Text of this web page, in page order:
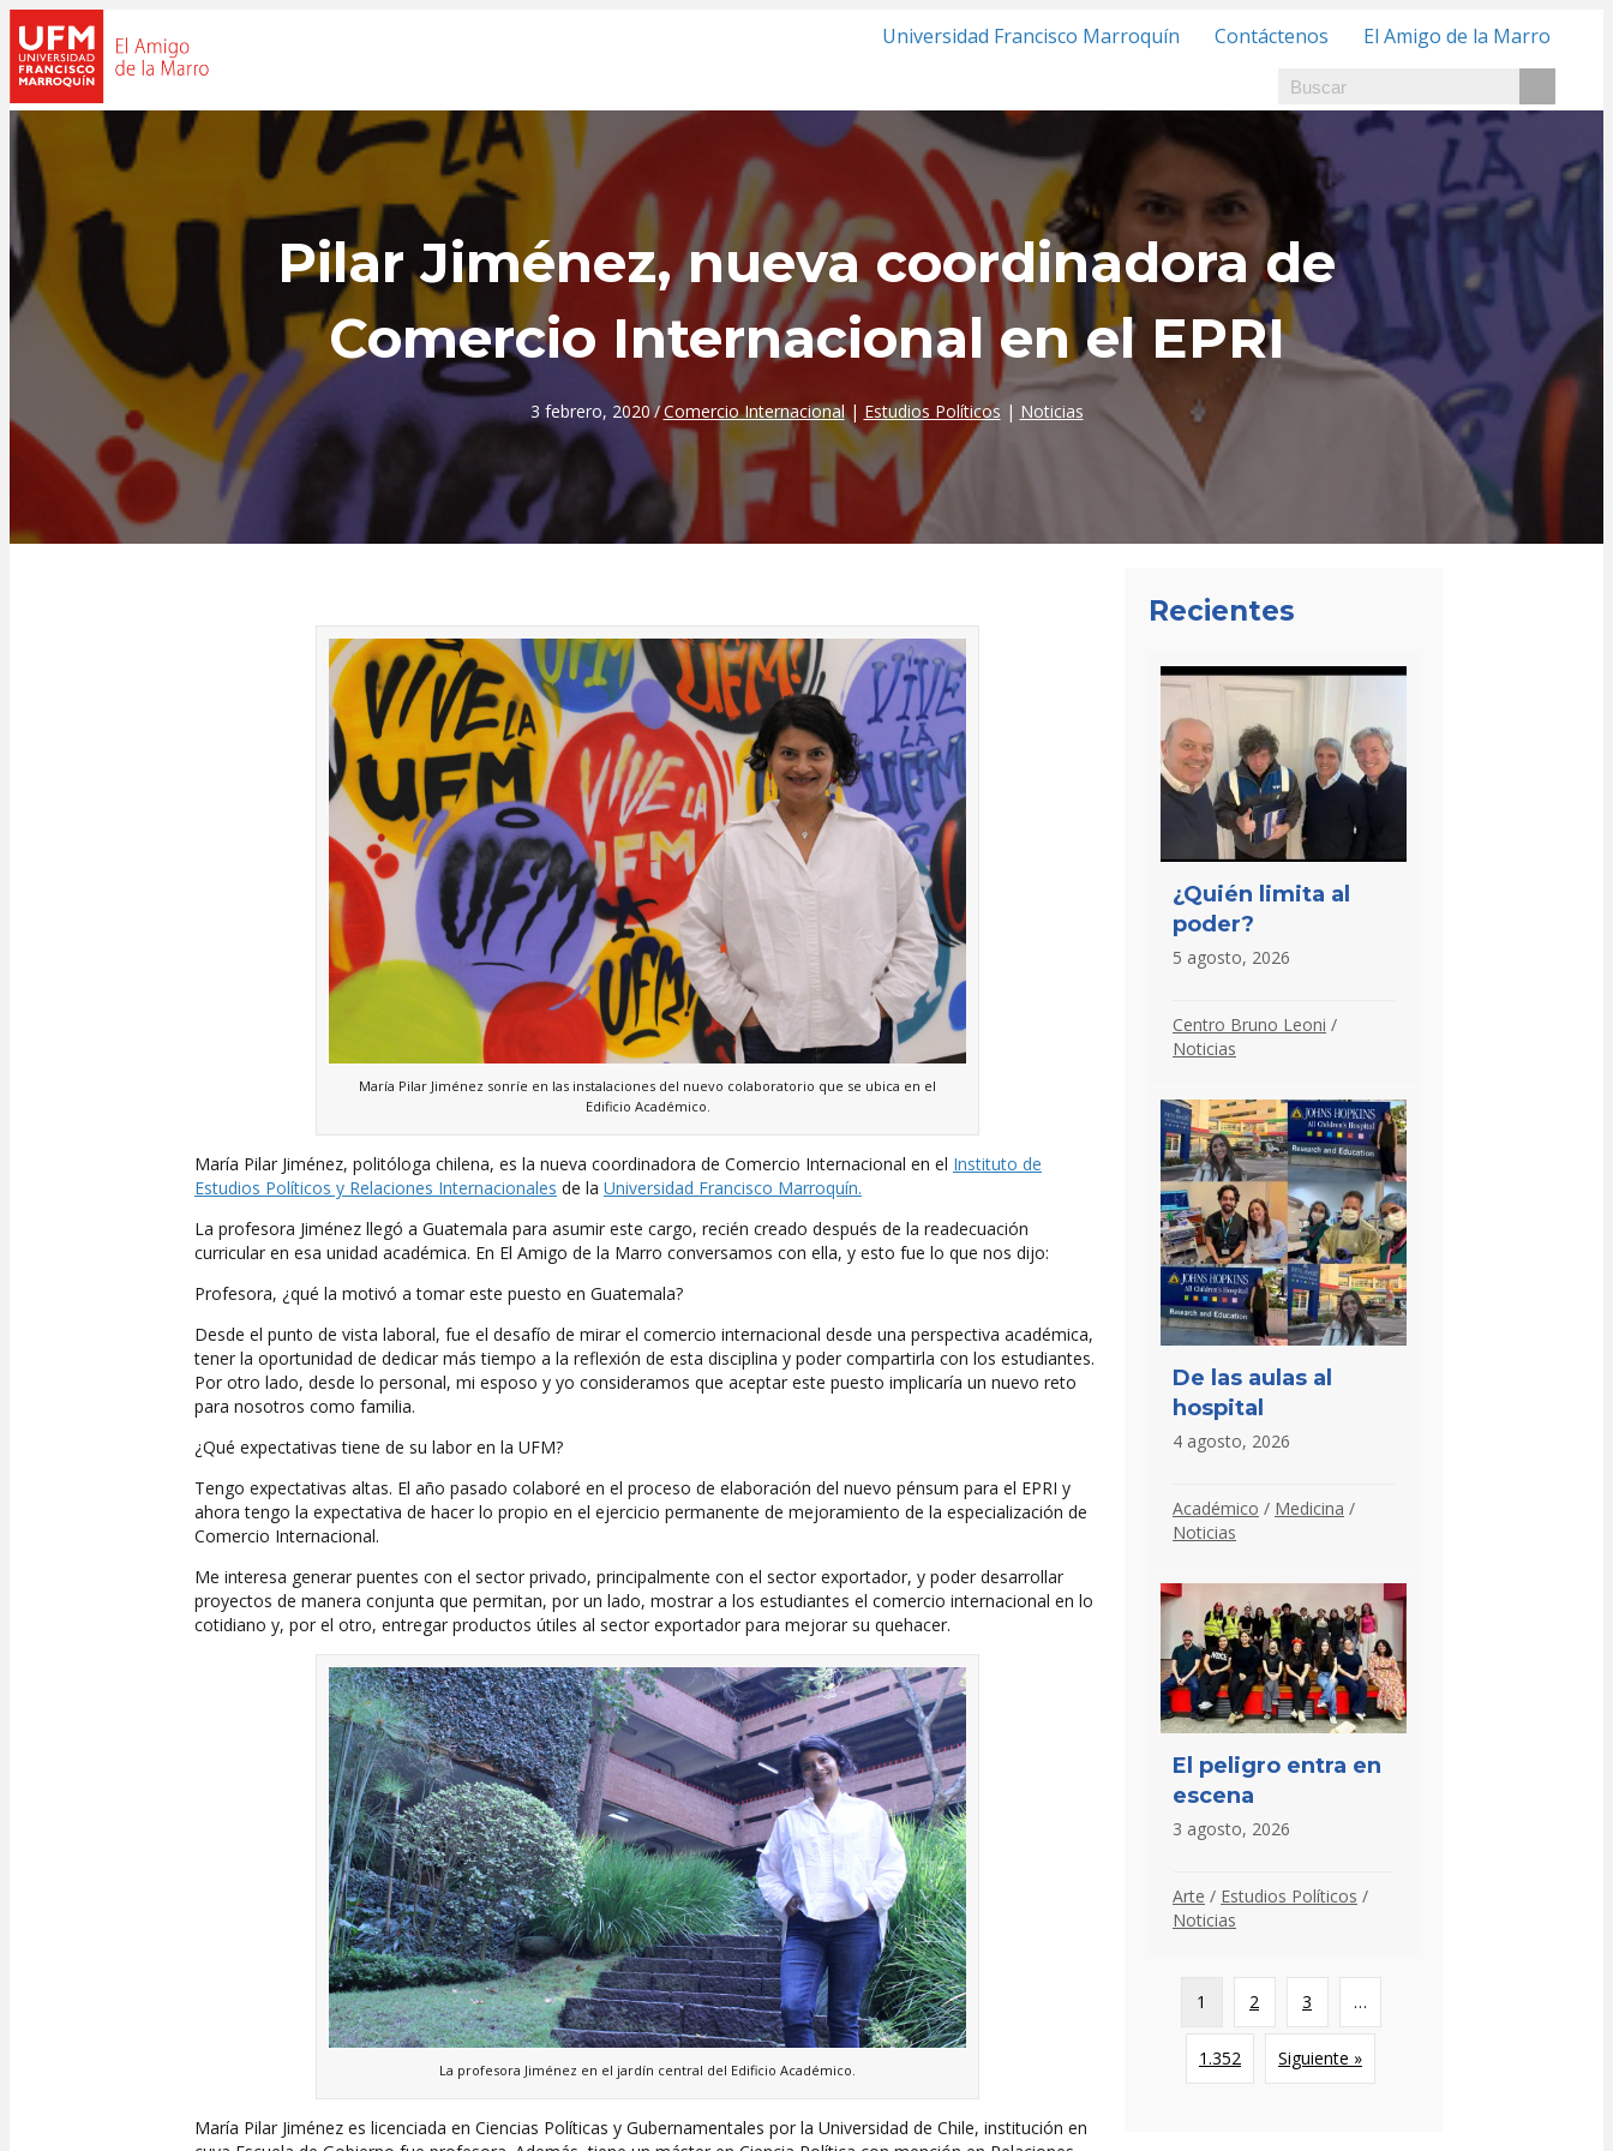
Universidad Francisco Marroquín Contáctenos El Amigo de la Marro
Pilar Jiménez, nueva coordinadora de
Comercio Internacional en el EPRI
3 febrero, 2020/Comercio Internacional| Estudios Políticos | Noticias
María Pilar Jiménez sonríe en las instalaciones del nuevo colaboratorio que se ubica en el
Edificio Académico.
María Pilar Jiménez, politóloga chilena, es la nueva coordinadora de Comercio Internacional en el Instituto de
Estudios Políticos y Relaciones Internacionales de la Universidad Francisco Marroquín.
La profesora Jiménez llegó a Guatemala para asumir este cargo, recién creado después de la readecuación
curricular en esa unidad académica. En El Amigo de la Marro conversamos con ella, y esto fue lo que nos dijo:
Profesora, ¿qué la motivó a tomar este puesto en Guatemala?
Desde el punto de vista laboral, fue el desafío de mirar el comercio internacional desde una perspectiva académica,
tener la oportunidad de dedicar más tiempo a la reflexión de esta disciplina y poder compartirla con los estudiantes.
Por otro lado, desde lo personal, mi esposo y yo consideramos que aceptar este puesto implicaría un nuevo reto
para nosotros como familia.
¿Qué expectativas tiene de su labor en la UFM?
Tengo expectativas altas. El año pasado colaboré en el proceso de elaboración del nuevo pénsum para el EPRI y
ahora tengo la expectativa de hacer lo propio en el ejercicio permanente de mejoramiento de la especialización de
Comercio Internacional.
Me interesa generar puentes con el sector privado, principalmente con el sector exportador, y poder desarrollar
proyectos de manera conjunta que permitan, por un lado, mostrar a los estudiantes el comercio internacional en lo
cotidiano y, por el otro, entregar productos útiles al sector exportador para mejorar su quehacer.
La profesora Jiménez en el jardín central del Edificio Académico.
María Pilar Jiménez es licenciada en Ciencias Políticas y Gubernamentales por la Universidad de Chile, institución en
Recientes
¿Quién limita al
poder?
5 agosto, 2026
Centro Bruno Leoni /
Noticias
De las aulas al
hospital
4 agosto, 2026
Académico / Medicina /
Noticias
El peligro entra en
escena
3 agosto, 2026
Arte / Estudios Políticos /
Noticias
1 2 3 …
1.352 Siguiente »